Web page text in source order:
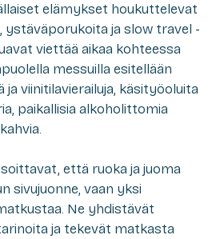
elämykset houkuttelevat
ystäväporukoita ja slow travel -
viettää aikaa kohteessa
messuilla esitellään
ja viinitilavierailuja, käsityöoluita
paikallisia alkoholittomia
että ruoka ja juoma
sivujuonne, vaan yksi
Ne yhdistävät
ja tekevät matkasta